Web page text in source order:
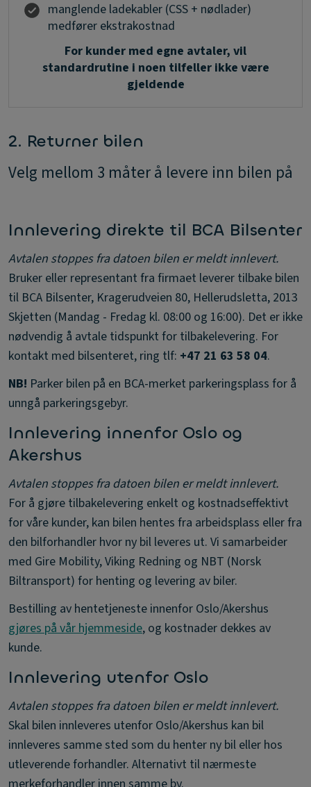
manglende ladekabler (CSS + nødlader)
medfører ekstrakostnad
For kunder med egne avtaler, vil
standardrutine i noen tilfeller ikke være
gjeldende
2. Returner bilen
Velg mellom 3 måter å levere inn bilen på
Innlevering direkte til BCA Bilsenter
Avtalen stoppes fra datoen bilen er meldt innlevert.
Bruker eller representant fra firmaet leverer tilbake bilen
til BCA Bilsenter, Kragerudveien 80, Hellerudsletta, 2013
Skjetten (Mandag - Fredag kl. 08:00 og 16:00). Det er ikke
nødvendig å avtale tidspunkt for tilbakelevering. For
kontakt med bilsenteret, ring tlf: +47 21 63 58 04.
NB! Parker bilen på en BCA-merket parkeringsplass for å
unngå parkeringsgebyr.
Innlevering innenfor Oslo og
Akershus
Avtalen stoppes fra datoen bilen er meldt innlevert.
For å gjøre tilbakelevering enkelt og kostnadseffektivt
for våre kunder, kan bilen hentes fra arbeidsplass eller fra
den bilforhandler hvor ny bil leveres ut. Vi samarbeider
med Gire Mobility, Viking Redning og NBT (Norsk
Biltransport) for henting og levering av biler.
Bestilling av hentetjeneste innenfor Oslo/Akershus
gjøres på vår hjemmeside, og kostnader dekkes av
kunde.
Innlevering utenfor Oslo
Avtalen stoppes fra datoen bilen er meldt innlevert.
Skal bilen innleveres utenfor Oslo/Akershus kan bil
innleveres samme sted som du henter ny bil eller hos
utleverende forhandler. Alternativt til nærmeste